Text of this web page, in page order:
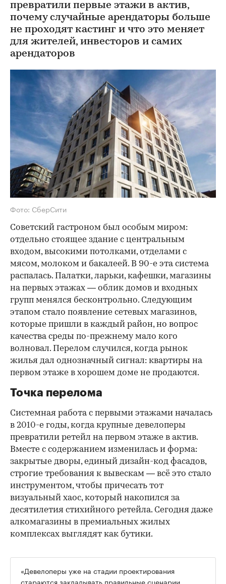
превратили первые этажи в актив,
почему случайные арендаторы больше
не проходят кастинг и что это меняет
для жителей, инвесторов и самих
арендаторов
Фото: СберСити
Советский гастроном был особым миром:
отдельно стоящее здание с центральным
входом, высокими потолками, отделами с
мясом, молоком и бакалеей. В 90-е эта система
распалась. Палатки, ларьки, кафешки, магазины
на первых этажах — облик домов и входных
групп менялся бесконтрольно. Следующим
этапом стало появление сетевых магазинов,
которые пришли в каждый район, но вопрос
качества среды по-прежнему мало кого
волновал. Перелом случился, когда рынок
жилья дал однозначный сигнал: квартиры на
первом этаже в хорошем доме не продаются.
Точка перелома
Системная работа с первыми этажами началась
в 2010-е годы, когда крупные девелоперы
превратили ретейл на первом этаже в актив.
Вместе с содержанием изменилась и форма:
закрытые дворы, единый дизайн-код фасадов,
строгие требования к вывескам — всё это стало
инструментом, чтобы причесать тот
визуальный хаос, который накопился за
десятилетия стихийного ретейла. Сегодня даже
алкомагазины в премиальных жилых
комплексах выглядят как бутики.
«Девелоперы уже на стадии проектирования
стараются закладывать правильные сценарии